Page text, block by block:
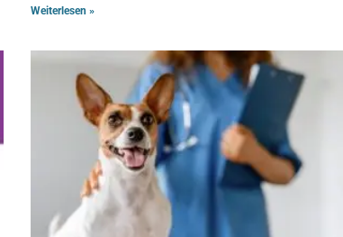
Weiterlesen »